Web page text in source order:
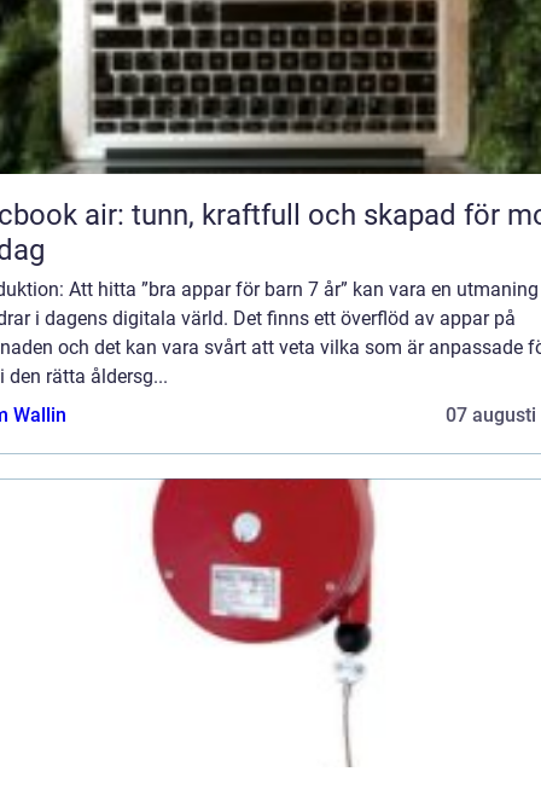
air: tunn, kraftfull och skapad för
Att hitta ”bra appar för barn 7 år” kan vara en
i dagens digitala värld. Det finns ett överflöd av appar på
och det kan vara svårt att veta vilka som är anpassade
den rätta åldersg...
Wallin
07 augusti